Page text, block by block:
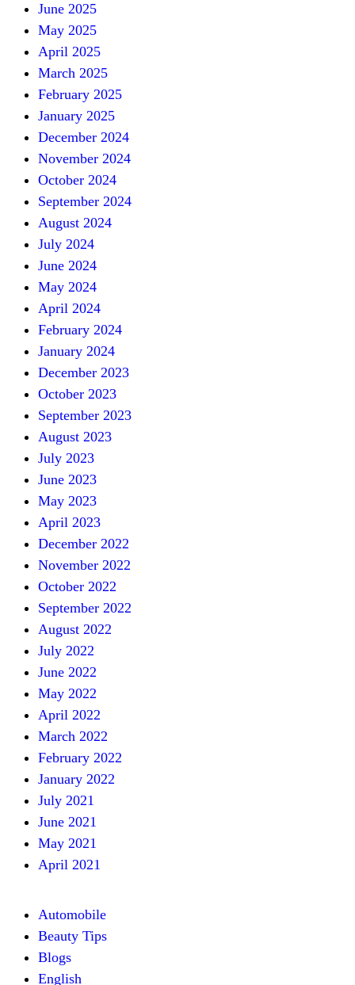
June 2025
May 2025
April 2025
March 2025
February 2025
January 2025
December 2024
November 2024
October 2024
September 2024
August 2024
July 2024
June 2024
May 2024
April 2024
February 2024
January 2024
December 2023
October 2023
September 2023
August 2023
July 2023
June 2023
May 2023
April 2023
December 2022
November 2022
October 2022
September 2022
August 2022
July 2022
June 2022
May 2022
April 2022
March 2022
February 2022
January 2022
July 2021
June 2021
May 2021
April 2021
Automobile
Beauty Tips
Blogs
English